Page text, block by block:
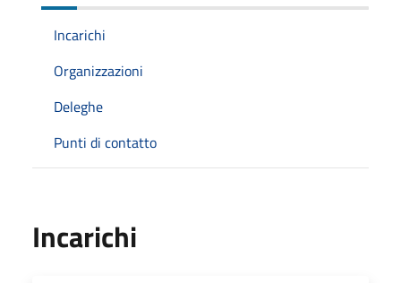
Incarichi
Organizzazioni
Deleghe
Punti di contatto
Incarichi